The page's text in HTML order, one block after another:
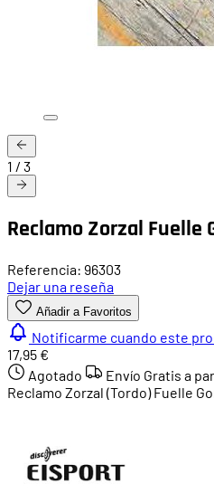
1 / 3
Reclamo Zorzal Fuelle
Referencia: 96303
Dejar una reseña
Añadir a Favoritos
Notificarme cuando este
17,95 €
Agotado
Envío Gratis a
Reclamo Zorzal (Tordo) Fuelle